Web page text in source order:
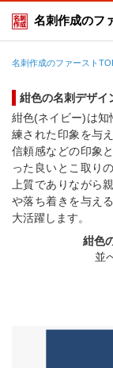
名刺作成のフ
名刺作成のファースト
紺色の名刺デザイ
紺色(ネイビー)は知
練された印象を与
信頼感などの印象
った良いとこ取り
上質でありながら
や落ち着きを与え
大活躍します。
紺色
並